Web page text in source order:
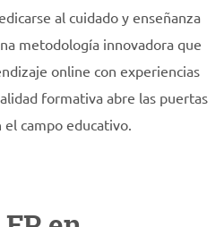
al cuidado y enseñanza
metodología innovadora que
online con experiencias
formativa abre las puertas
campo educativo.